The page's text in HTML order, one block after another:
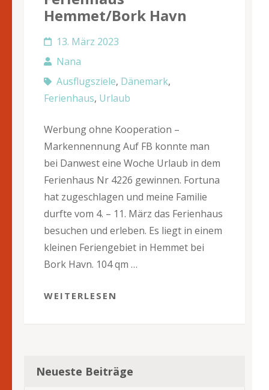
Hemmet/Bork Havn
13. März 2023
Nana
Ausflugsziele, Dänemark,
Ferienhaus, Urlaub
Werbung ohne Kooperation –
Markennennung Auf FB konnte man
bei Danwest eine Woche Urlaub in dem
Ferienhaus Nr 4226 gewinnen. Fortuna
hat zugeschlagen und meine Familie
durfte vom 4. – 11. März das Ferienhaus
besuchen und erleben. Es liegt in einem
kleinen Feriengebiet in Hemmet bei
Bork Havn. 104 qm …
WEITERLESEN
Neueste Beiträge